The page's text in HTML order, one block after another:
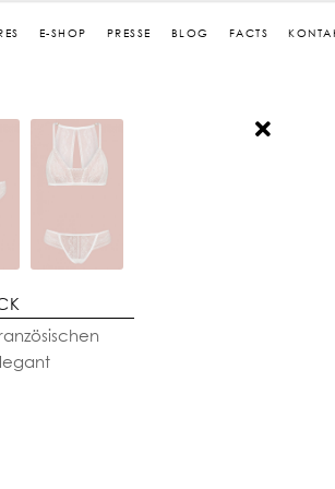
E-SHOP PRESSE BLOG FACTS